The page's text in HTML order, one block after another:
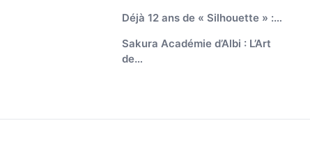
Déjà 12 ans de « Silhouette » :…
Sakura Académie d’Albi : L’Art
de…